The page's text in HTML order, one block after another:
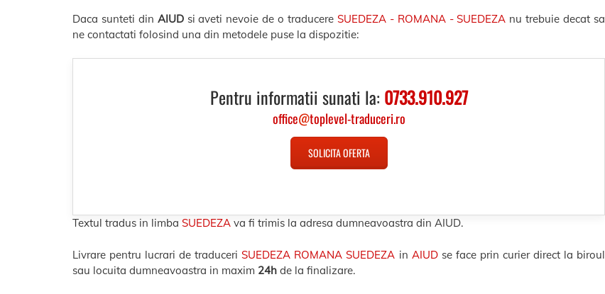
Daca sunteti din AIUDsi aveti nevoie de o traducere SUEDEZA - ROMANA - SUEDEZA nu trebuie decat sa
ne contactati folosind una din metodele puse la dispozitie:
Pentru informatii sunati la: 0733.910.927
office@toplevel-traduceri.ro
SOLICITA OFERTA
Textul tradus in limba SUEDEZA va fi trimis la adresa dumneavoastra din AIUD.
Livrare pentru lucrari de traduceriSUEDEZA ROMANA SUEDEZA in AIUDse face prin curier direct la biroul
sau locuita dumneavoastra in maxim 24h de la finalizare.